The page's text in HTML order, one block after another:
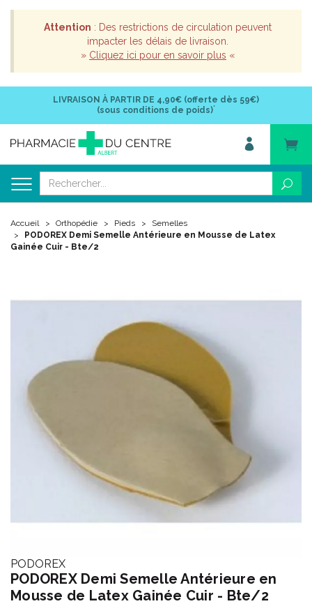
Attention : Des restrictions de circulation peuvent
impacter les délais de livraison.
» Cliquez ici pour en savoir plus «
LIVRAISON À PARTIR DE 4,90€ (offerte dès 59€)
(sous conditions de poids)*
Accueil Orthopédie Pieds
Semelles
PODOREX Demi Semelle Antérieure en Mousse de Latex
Gainée Cuir - Bte/2
PODOREX
PODOREX Demi Semelle Antérieure en
Mousse de Latex Gainée Cuir - Bte/2